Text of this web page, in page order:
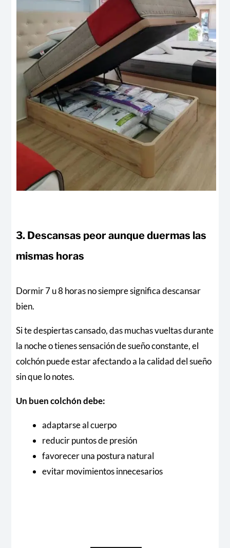
3. Descansas peor aunque duermas las
mismas horas
Dormir 7 u 8 horas no siempre significa descansar
bien.
Si te despiertas cansado, das muchas vueltas durante
la noche o tienes sensación de sueño constante, el
colchón puede estar afectando a la calidad del sueño
sin que lo notes.
Un buen colchón debe:
adaptarse al cuerpo
reducir puntos de presión
favorecer una postura natural
evitar movimientos innecesarios